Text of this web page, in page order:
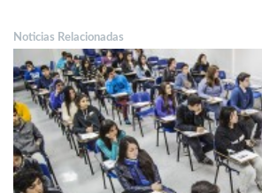
Noticias Relacionadas